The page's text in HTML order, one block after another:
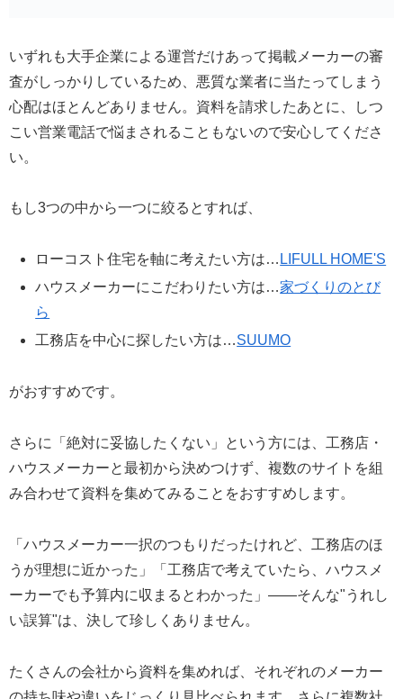
いずれも大手企業による運営だけあって掲載メーカーの審
査がしっかりしているため、悪質な業者に当たってしまう
心配はほとんどありません。資料を請求したあとに、しつ
こい営業電話で悩まされることもないので安心してくださ
い。
もし3つの中から一つに絞るとすれば、
ローコスト住宅を軸に考えたい方は… LIFULL HOME'S
ハウスメーカーにこだわりたい方は…家づくりのとび
ら
工務店を中心に探したい方は…SUUMO
がおすすめです。
さらに「絶対に妥協したくない」という方には、工務店・
ハウスメーカーと最初から決めつけず、複数のサイトを組
み合わせて資料を集めてみることをおすすめします。
「ハウスメーカー一択のつもりだったけれど、工務店のほ
うが理想に近かった」「工務店で考えていたら、ハウスメ
ーカーでも予算内に収まるとわかった」——そんな"うれし
い誤算"は、決して珍しくありません。
たくさんの会社から資料を集めれば、それぞれのメーカー